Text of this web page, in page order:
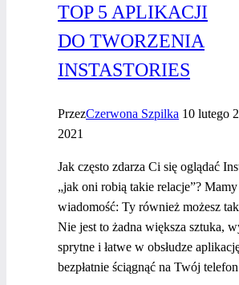
medycyny
TOP 5 APLIKACJI
DO TWORZENIA
INSTASTORIES
PrzezCzerwona Szpilka 10 lutego
2021
Jak często zdarza Ci się oglądać
„jak oni robią takie relacje”?
wiadomość: Ty również możesz
Nie jest to żadna większa sztuka,
sprytne i łatwe w obsłudze
bezpłatnie ściągnąć na Twój